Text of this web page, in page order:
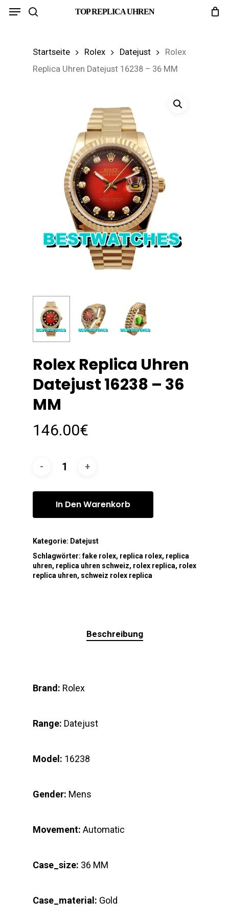
Skip
TOP REPLICA UHREN
Menu
Startseite Rolex Datejust
Rolex
Replica Uhren Datejust 16238 – 36 MM
Rolex Replica Uhren
Datejust 16238 – 36
MM
146.00€
In Den Warenkorb
Kategorie: Datejust
Schlagwörter:fake rolex, replica rolex, replica
uhren, replica uhren schweiz, rolex replica, rolex
replica uhren, schweiz rolex replica
Beschreibung
Brand: Rolex
Range: Datejust
Model: 16238
Gender: Mens
Movement: Automatic
Case_size: 36 MM
Case_material: Gold